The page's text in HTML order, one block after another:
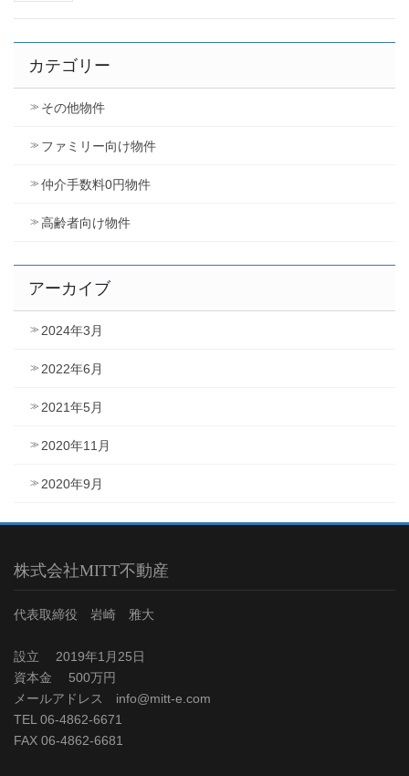
カテゴリー
その他物件
ファミリー向け物件
仲介手数料0円物件
高齢者向け物件
アーカイブ
2024年3月
2022年6月
2021年5月
2020年11月
2020年9月
株式会社MITT不動産
代表取締役 岩崎 雅大
設立 2019年1月25日
資本金 500万円
メールアドレス info@mitt-e.com
TEL 06-4862-6671
FAX 06-4862-6681